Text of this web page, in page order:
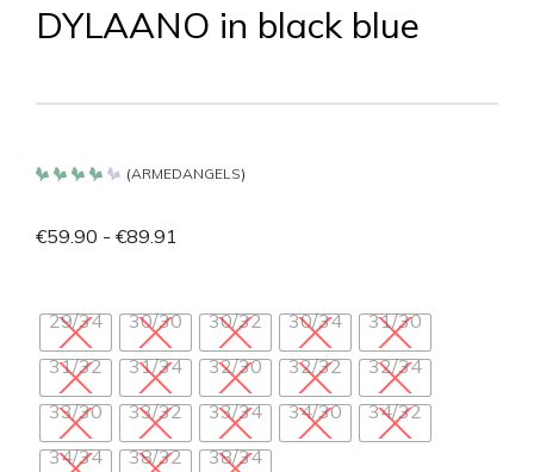
DYLAANO in black blue
von 5
(ARMEDANGELS)
€59.90 - €89.91
29/34 30/30 30/32 30/34
31/30
31/32
31/34 32/30 32/32
32/34
33/30
33/32 33/34 34/30
34/32
34/34
38/32 38/34